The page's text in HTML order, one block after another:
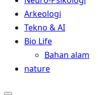
Arkeologi
Tekno & AI
Bio Life
Bahan alam
nature